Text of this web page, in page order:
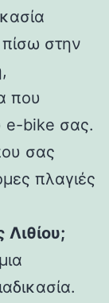
πίσω στην
που
e-bike σας.
σας
πλαγιές
Λιθίου;